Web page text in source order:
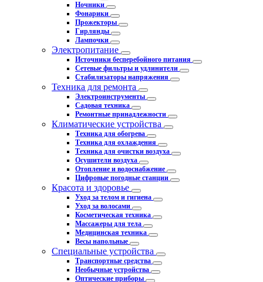
Ночники
Фонарики
Прожекторы
Гирлянды
Лампочки
Электропитание
Источники бесперебойного питания
Сетевые фильтры и удлинители
Стабилизаторы напряжения
Техника для ремонта
Электроинструменты
Садовая техника
Ремонтные принадлежности
Климатические устройства
Техника для обогрева
Техника для охлаждения
Техника для очистки воздуха
Осушители воздуха
Отопление и водоснабжение
Цифровые погодные станции
Красота и здоровье
Уход за телом и гигиена
Уход за волосами
Косметическая техника
Массажеры для тела
Медицинская техника
Весы напольные
Специальные устройства
Транспортные средства
Необычные устройства
Оптические приборы